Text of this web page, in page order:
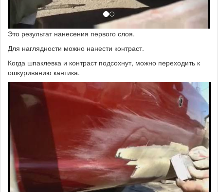
Это результат нанесения первого слоя.
Для наглядности можно нанести контраст.
Когда шпаклевка и контраст подсохнут, можно переходить к
ошкуриванию кантика.